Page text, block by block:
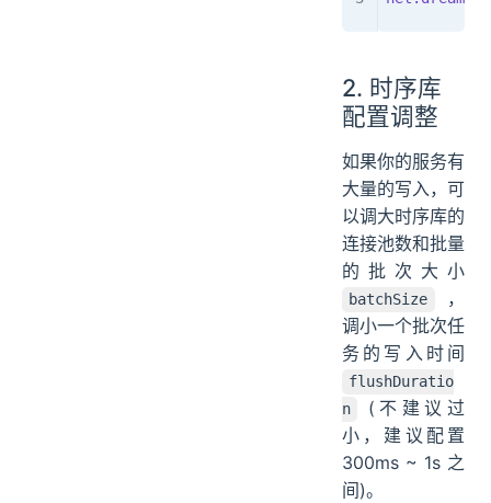
2. 时序库
配置调整
如果你的服务有
大量的写入，可
以调大时序库的
连接池数和批量
的批次大小
batchSize
，
调小一个批次任
务的写入时间
flushDuratio
n
(不建议过
小，建议配置
300ms ~ 1s 之
间)。